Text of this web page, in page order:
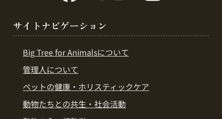
サイトナビゲーション
Big Tree for Animalsについて
管理人について
ペットの健康・ホリスティックケア
動物たちとの共生・社会活動